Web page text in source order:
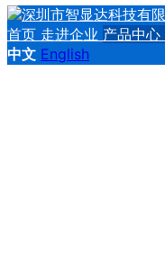
首页 走进企业 产品中心
中文 English